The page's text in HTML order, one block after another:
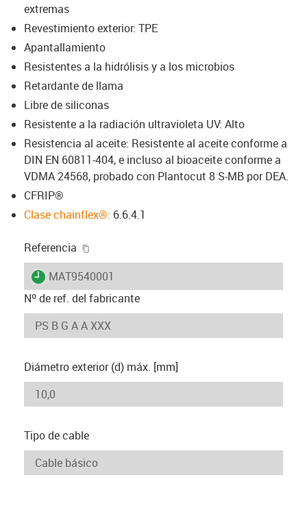
extremas
Revestimiento exterior: TPE
Apantallamiento
Resistentes a la hidrólisis y a los microbios
Retardante de llama
Libre de siliconas
Resistente a la radiación ultravioleta UV: Alto
Resistencia al aceite: Resistente al aceite conforme a
DIN EN 60811-404, e incluso al bioaceite conforme a
VDMA 24568, probado con Plantocut 8 S-MB por DEA.
CFRIP®
Clase chainflex®: 6.6.4.1
Referencia
igus-icon-lieferzeit
MAT9540001
Nº de ref. del fabricante
Diámetro exterior (d) máx. [mm]
Tipo de cable